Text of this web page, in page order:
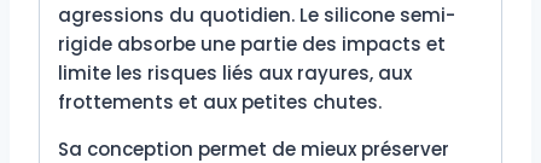
agressions du quotidien. Le silicone semi-
rigide absorbe une partie des impacts et
limite les risques liés aux rayures, aux
frottements et aux petites chutes.
Sa conception permet de mieux préserver